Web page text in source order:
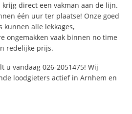
krijg direct een vakman aan de lijn.
één uur ter plaatse! Onze goed
kunnen alle lekkages,
ongemakken vaak binnen no time
redelijke prijs.
u vandaag 026-2051475! Wij
loodgieters actief in Arnhem en